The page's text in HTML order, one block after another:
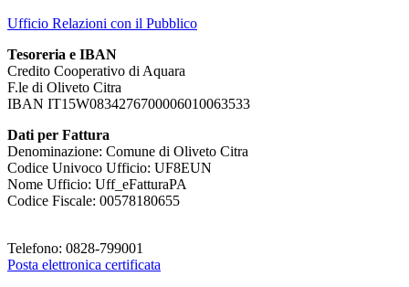
Ufficio Relazioni con il Pubblico
Tesoreria e IBAN
Credito Cooperativo di Aquara
F.le di Oliveto Citra
IBAN IT15W0834276700006010063533
Dati per Fattura
Denominazione: Comune di Oliveto Citra
Codice Univoco Ufficio: UF8EUN
Nome Ufficio: Uff_eFatturaPA
Codice Fiscale: 00578180655
Telefono: 0828-799001
Posta elettronica certificata